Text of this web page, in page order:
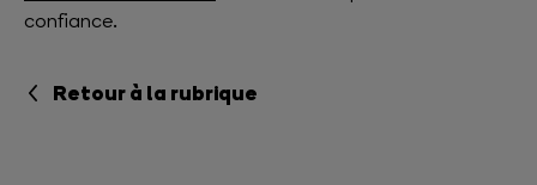
confiance.
Retour à la rubrique